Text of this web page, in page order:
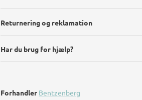
Returnering og reklamation
Har du brug for hjælp?
Forhandler Bentzenberg